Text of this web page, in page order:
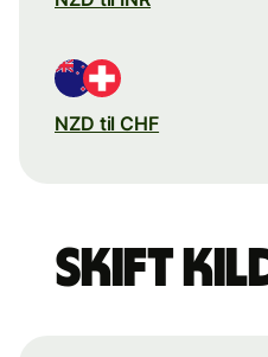
NZD til CHF
Skift